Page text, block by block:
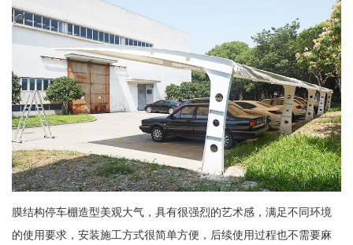
膜结构停车棚造型美观大气，具有很强烈的艺术感，满足不同环境
的使用要求，安装施工方式很简单方便，后续使用过程也不需要麻